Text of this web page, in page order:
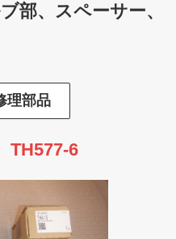
部、スペーサー、
理部品
6